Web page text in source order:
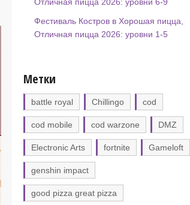
Фестиваль Костров в Хорошая пицца,
Отличная пицца 2026: уровни 1-5
Метки
battle royal Chillingo cod
cod mobile cod warzone DMZ
Electronic Arts fortnite Gameloft
genshin impact
good pizza great pizza